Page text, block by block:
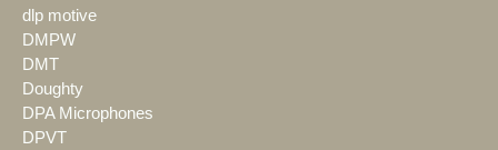
dlp motive
DMPW
DMT
Doughty
DPA Microphones
DPVT